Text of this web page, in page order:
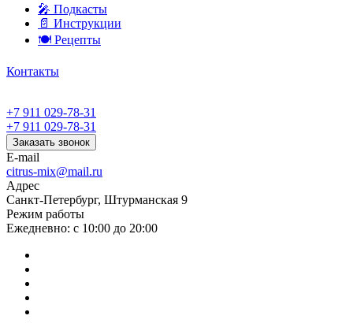
🎤︎︎ Подкасты
📄 Инструкции
🍽 Рецепты
Контакты
+7 911 029-78-31
+7 911 029-78-31
Заказать звонок
E-mail
citrus-mix@mail.ru
Адрес
Санкт-Петербург, Штурманская 9
Режим работы
Ежедневно: с 10:00 до 20:00